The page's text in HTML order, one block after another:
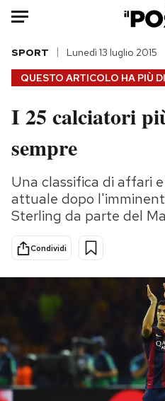
HOME
Italia
Politica
Tecnologia
Internet
Scienza
Cultura
Economia
PODCAST
NEWSLETTER
QUESTO ARTICOLO HA PIÙ DI
SPORT Lunedì 13 luglio 2015
I 25 calciatori
sempre
Una classifica di affari
attuale dopo
Sterling da parte del
Condividi